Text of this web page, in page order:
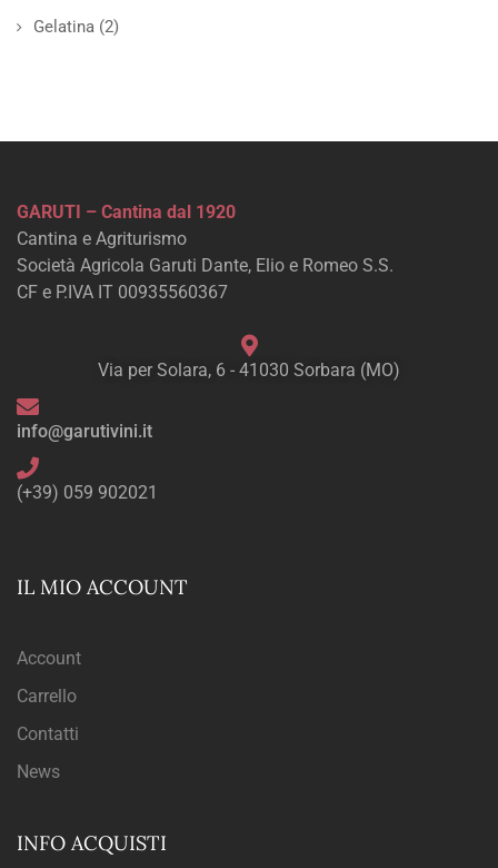
Gelatina (2)
GARUTI – Cantina dal 1920
Cantina e Agriturismo
Società Agricola Garuti Dante, Elio e Romeo S.S.
CF e P.IVA IT 00935560367
Via per Solara, 6 - 41030 Sorbara (MO)
info@garutivini.it
(+39) 059 902021
IL MIO ACCOUNT
Account
Carrello
Contatti
News
INFO ACQUISTI